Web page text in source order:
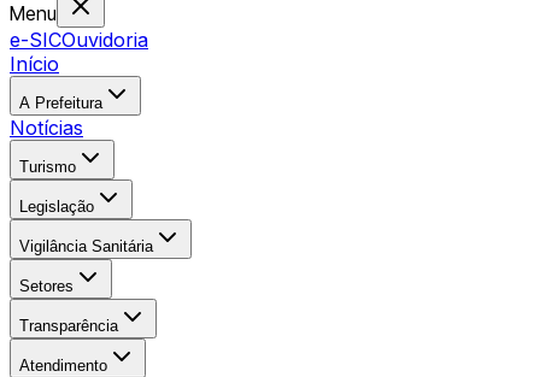
Menu
e-SICOuvidoria
Início
A Prefeitura
Notícias
Turismo
Legislação
Vigilância Sanitária
Setores
Transparência
Atendimento